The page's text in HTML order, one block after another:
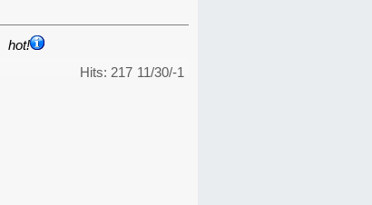
hot!
11/30/-1
Hits: 217